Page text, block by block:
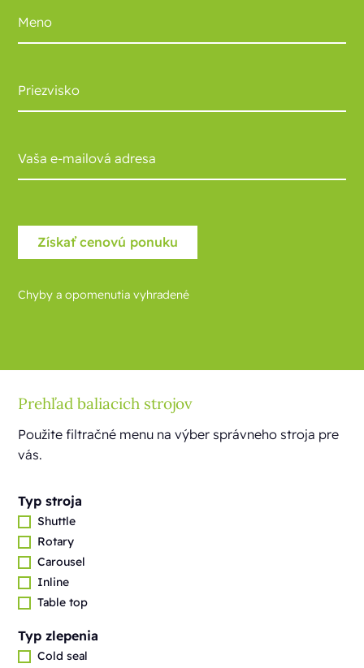
Chyby a opomenutia vyhradené
Prehľad baliacich strojov
Použite filtračné menu na výber správneho stroja pre
vás.
Typ stroja
Shuttle
Rotary
Carousel
Inline
Table top
Typ zlepenia
Cold seal